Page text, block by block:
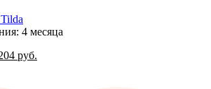
4 месяца
руб.